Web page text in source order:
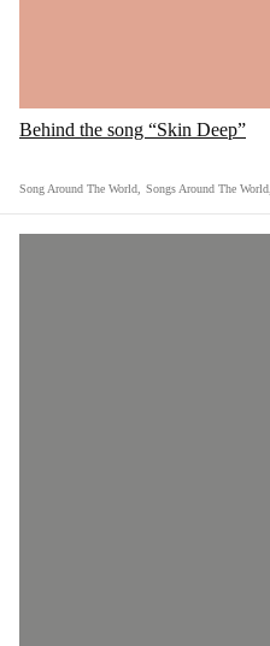
Behind the song “Skin Deep”
Song Around The World Songs Around The World